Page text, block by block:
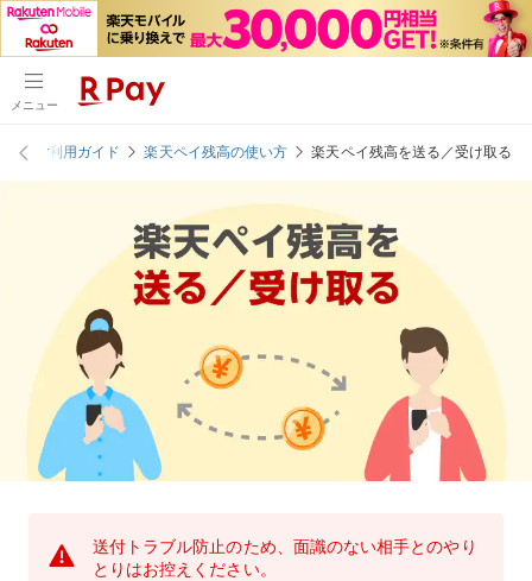
メニュー
プリご利用ガイド 楽天ペイ残高の使い方 楽天ペイ残高を送る／受け取る
送付トラブル防止のため、面識のない相手とのやり
とりはお控えください。